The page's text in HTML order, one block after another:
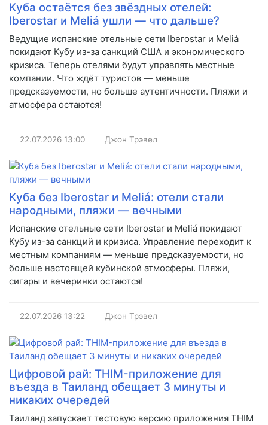
Куба остаётся без звёздных отелей:
Iberostar и Meliá ушли — что дальше?
Ведущие испанские отельные сети Iberostar и Meliá
покидают Кубу из-за санкций США и экономического
кризиса. Теперь отелями будут управлять местные
компании. Что ждёт туристов — меньше
предсказуемости, но больше аутентичности. Пляжи и
атмосфера остаются!
22.07.2026 13:00 Джон Трэвел
Куба без Iberostar и Meliá: отели стали
народными, пляжи — вечными
Испанские отельные сети Iberostar и Meliá покидают
Кубу из-за санкций и кризиса. Управление переходит к
местным компаниям — меньше предсказуемости, но
больше настоящей кубинской атмосферы. Пляжи,
сигары и вечеринки остаются!
22.07.2026 13:22 Джон Трэвел
Цифровой рай: THIM-приложение для
въезда в Таиланд обещает 3 минуты и
никаких очередей
Таиланд запускает тестовую версию приложения THIM